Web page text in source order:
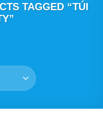
TAGGED “TÚI